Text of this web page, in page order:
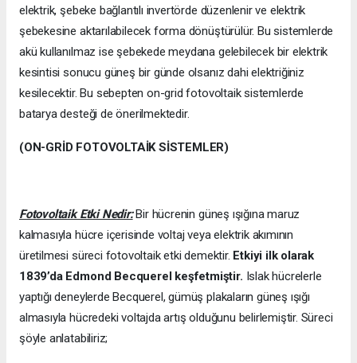
elektrik, şebeke bağlantılı invertörde düzenlenir ve elektrik
şebekesine aktarılabilecek forma dönüştürülür. Bu sistemlerde
akü kullanılmaz ise şebekede meydana gelebilecek bir elektrik
kesintisi sonucu güneş bir günde olsanız dahi elektriğiniz
kesilecektir. Bu sebepten on-grid fotovoltaik sistemlerde
batarya desteği de önerilmektedir.
(ON-GRİD FOTOVOLTAİK SİSTEMLER)
Fotovoltaik Etki Nedir:Bir hücrenin güneş ışığına maruz
kalmasıyla hücre içerisinde voltaj veya elektrik akımının
üretilmesi süreci fotovoltaik etki demektir. Etkiyi ilk olarak
1839’da Edmond Becquerel keşfetmiştir. Islak hücrelerle
yaptığı deneylerde Becquerel, gümüş plakaların güneş ışığı
almasıyla hücredeki voltajda artış olduğunu belirlemiştir. Süreci
şöyle anlatabiliriz;